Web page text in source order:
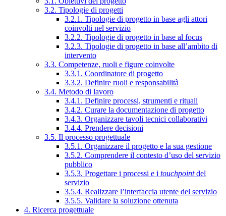
3.2. Tipologie di progetti
3.2.1. Tipologie di progetto in base agli attori
coinvolti nel servizio
3.2.2. Tipologie di progetto in base al focus
3.2.3. Tipologie di progetto in base all’ambito di
intervento
3.3. Competenze, ruoli e figure coinvolte
3.3.1. Coordinatore di progetto
3.3.2. Definire ruoli e responsabilità
3.4. Metodo di lavoro
3.4.1. Definire processi, strumenti e rituali
3.4.2. Curare la documentazione di progetto
3.4.3. Organizzare tavoli tecnici collaborativi
3.4.4. Prendere decisioni
3.5. Il processo progettuale
3.5.1. Organizzare il progetto e la sua gestione
3.5.2. Comprendere il contesto d’uso del servizio
pubblico
3.5.3. Progettare i processi e i touchpointdel
servizio
3.5.4. Realizzare l’interfaccia utente del servizio
3.5.5. Validare la soluzione ottenuta
4. Ricerca progettuale